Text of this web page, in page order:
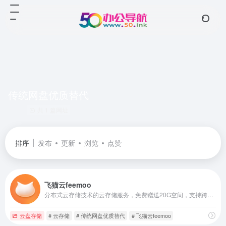
排序 发布 更新 浏览 点赞
飞猫云feemoo
云盘存储 # 云存储 # 传统网盘优质替代 # 飞猫云feemoo